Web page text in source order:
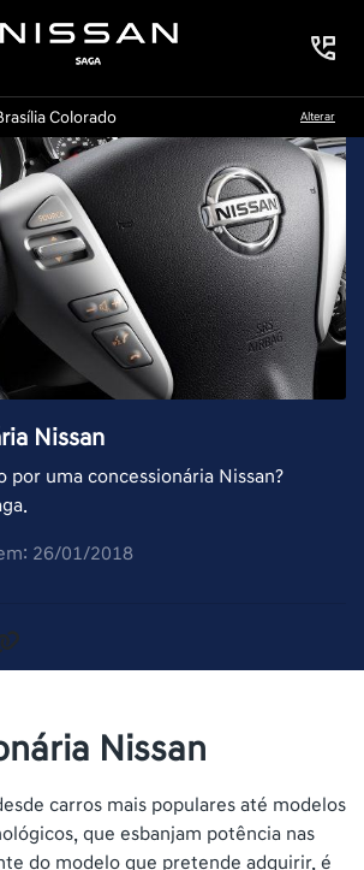
Colorado Alterar
Nissan
por uma concessionária Nissan?
26/01/2018
Nissan
carros mais populares até modelos
que esbanjam potência nas
do modelo que pretende adquirir, é